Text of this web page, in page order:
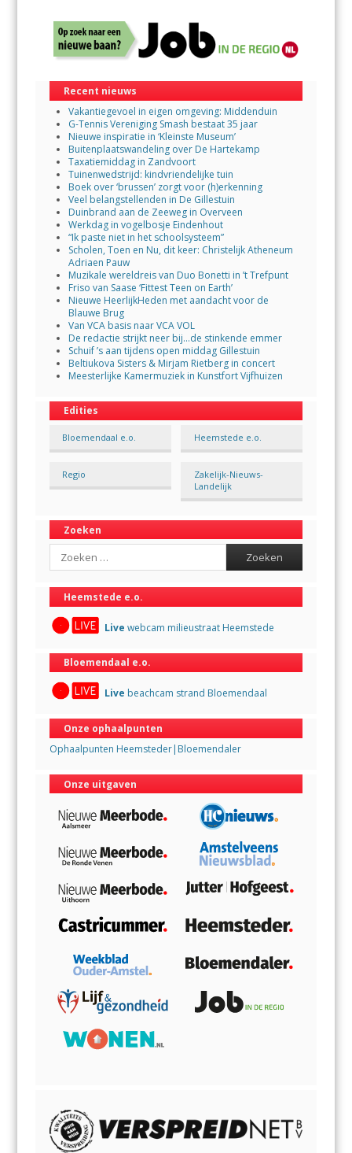
Recent nieuws
Vakantiegevoel in eigen omgeving: Middenduin
G-Tennis Vereniging Smash bestaat 35 jaar
Nieuwe inspiratie in ‘Kleinste Museum’
Buitenplaatswandeling over De Hartekamp
Taxatiemiddag in Zandvoort
Tuinenwedstrijd: kindvriendelijke tuin
Boek over ‘brussen’ zorgt voor (h)erkenning
Veel belangstellenden in De Gillestuin
Duinbrand aan de Zeeweg in Overveen
Werkdag in vogelbosje Eindenhout
“Ik paste niet in het schoolsysteem”
Scholen, Toen en Nu, dit keer: Christelijk Atheneum
Adriaen Pauw
Muzikale wereldreis van Duo Bonetti in ’t Trefpunt
Friso van Saase ‘Fittest Teen on Earth’
Nieuwe HeerlijkHeden met aandacht voor de
Blauwe Brug
Van VCA basis naar VCA VOL
De redactie strijkt neer bij…de stinkende emmer
Schuif ’s aan tijdens open middag Gillestuin
Beltiukova Sisters & Mirjam Rietberg in concert
Meesterlijke Kamermuziek in Kunstfort Vijfhuizen
Edities
Bloemendaal e.o. Heemstede e.o.
Regio
Zakelijk-Nieuws-
Landelijk
Zoeken
Search
Heemstede e.o.
Live webcam milieustraat Heemstede
Bloemendaal e.o.
Live beachcam strand Bloemendaal
Onze ophaalpunten
Ophaalpunten Heemsteder|Bloemendaler
Onze uitgaven